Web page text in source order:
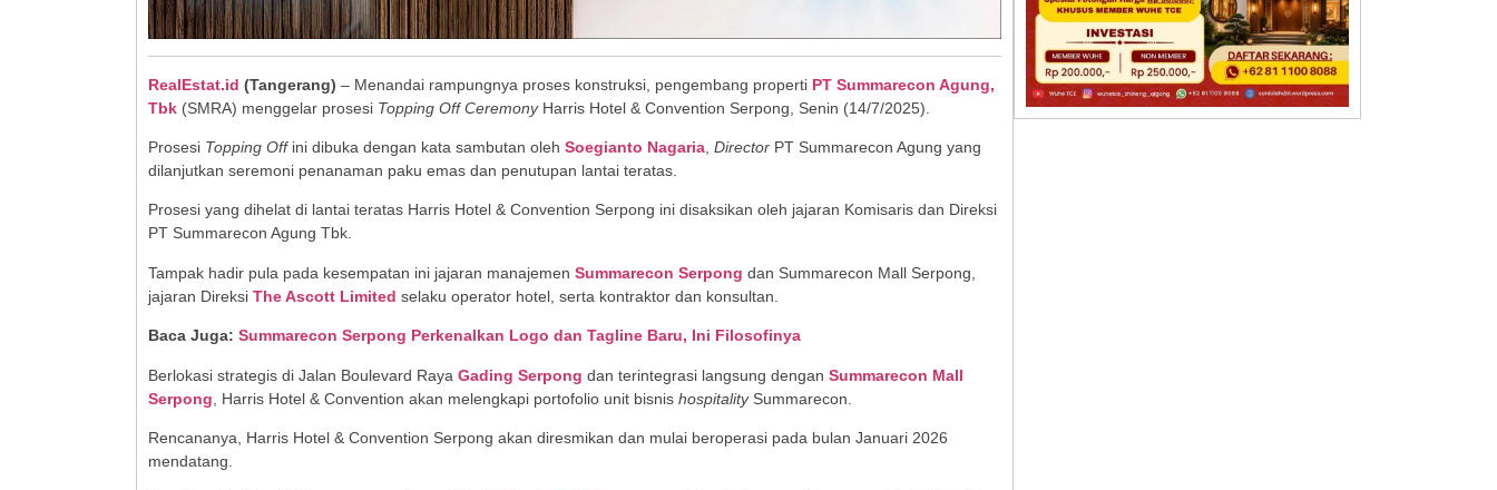
RealEstat.id (Tangerang) – Menandai rampungnya proses konstruksi, pengembang properti PT Summarecon Agung,
Tbk (SMRA) menggelar prosesi Topping Off CeremonyHarris Hotel & Convention Serpong, Senin (14/7/2025).
Prosesi Topping Offini dibuka dengan kata sambutan oleh Soegianto Nagaria Director PT Summarecon Agung yang
dilanjutkan seremoni penanaman paku emas dan penutupan lantai teratas.
Prosesi yang dihelat di lantai teratas Harris Hotel & Convention Serpong ini disaksikan oleh jajaran Komisaris dan Direksi
PT Summarecon Agung Tbk.
Tampak hadir pula pada kesempatan ini jajaran manajemen Summarecon Serpong dan Summarecon Mall Serpong,
jajaran Direksi The Ascott Limited selaku operator hotel, serta kontraktor dan konsultan.
Baca Juga: Summarecon Serpong Perkenalkan Logo dan Tagline Baru, Ini Filosofinya
Berlokasi strategis di Jalan Boulevard Raya Gading Serpong dan terintegrasi langsung dengan Summarecon Mall
Serpong , Harris Hotel & Convention akan melengkapi portofolio unit bisnis hospitalitySummarecon.
Rencananya, Harris Hotel & Convention Serpong akan diresmikan dan mulai beroperasi pada bulan Januari 2026
mendatang.